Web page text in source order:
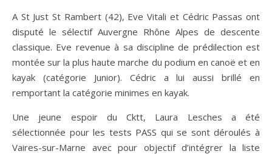
A St Just St Rambert (42), Eve Vitali et Cédric Passas ont
disputé le sélectif Auvergne Rhône Alpes de descente
classique. Eve revenue à sa discipline de prédilection est
montée sur la plus haute marche du podium en canoë et en
kayak (catégorie Junior). Cédric a lui aussi brillé en
remportant la catégorie minimes en kayak.
Une jeune espoir du Cktt, Laura Lesches a été
sélectionnée pour les tests PASS qui se sont déroulés à
Vaires-sur-Marne avec pour objectif d’intégrer la liste